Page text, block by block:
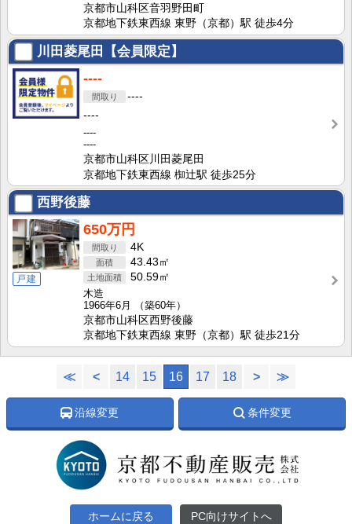
京都市山科区音羽野田町
京都地下鉄東西線 東野（京都）駅 徒歩4分
川田菱尾田【会員限定】
----
----
----
----
----
京都市山科区川田菱尾田
京都地下鉄東西線 椥辻駅 徒歩25分
西野後藤
戸建
650万円
4K
43.43㎡
50.59㎡
木造
1966年6月
（築60年）
京都市山科区西野後藤
京都地下鉄東西線 東野（京都）駅 徒歩21分
≪ < 14 15 16 17 18 > ≫
沿線変更 条件変更
ホームに戻る PC向けサイトへ